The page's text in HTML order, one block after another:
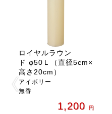
ロイヤルラウン
ド φ50Ｌ（直径5cm×
高さ20cm）
アイボリー
無香
1,200 円